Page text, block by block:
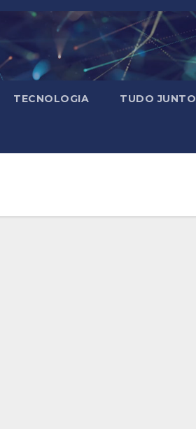
TECNOLOGIA TUDO JUNTO